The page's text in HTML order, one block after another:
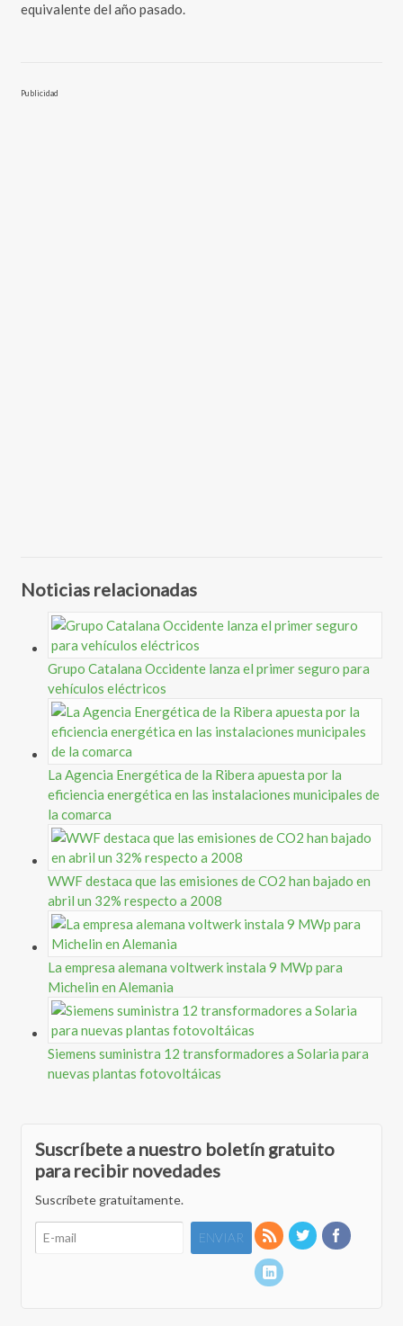
equivalente del año pasado.
Publicidad
Noticias relacionadas
Grupo Catalana Occidente lanza el primer seguro para
vehículos eléctricos
La Agencia Energética de la Ribera apuesta por la
eficiencia energética en las instalaciones municipales de
la comarca
WWF destaca que las emisiones de CO2 han bajado en
abril un 32% respecto a 2008
La empresa alemana voltwerk instala 9 MWp para
Michelin en Alemania
Siemens suministra 12 transformadores a Solaria para
nuevas plantas fotovoltáicas
Suscríbete a nuestro boletín gratuito
para recibir novedades
Suscríbete gratuitamente.